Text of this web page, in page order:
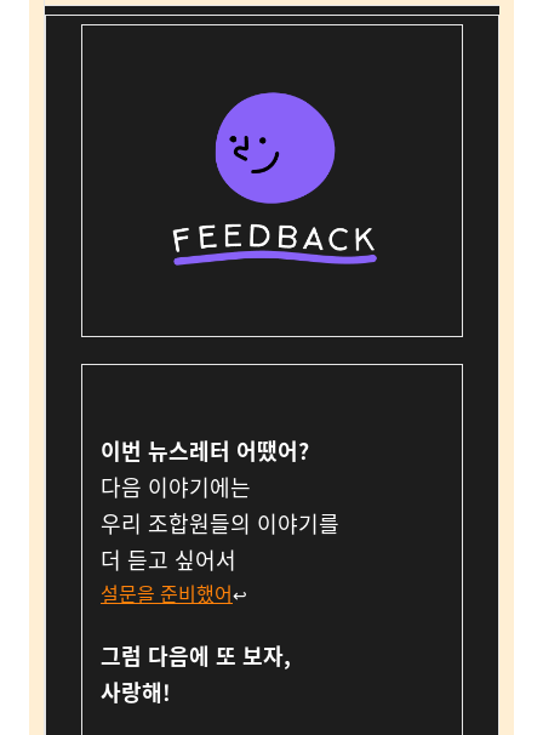
이번 뉴스레터 어땠어?
다음 이야기에는
우리 조합원들의 이야기를
더 듣고 싶어서
설문을 준비했어↩︎
그럼 다음에 또 보자,
사랑해!